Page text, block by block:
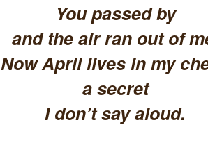
You passed by
and the air ran out of
Now April lives in my
a secret
I don’t say aloud.